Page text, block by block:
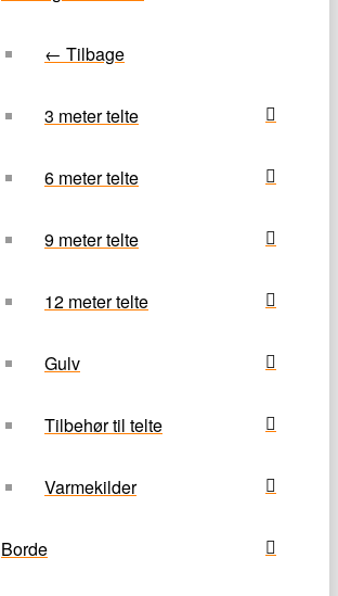
← Tilbage
3 meter telte
6 meter telte
9 meter telte
12 meter telte
Gulv
Tilbehør til telte
Varmekilder
Borde